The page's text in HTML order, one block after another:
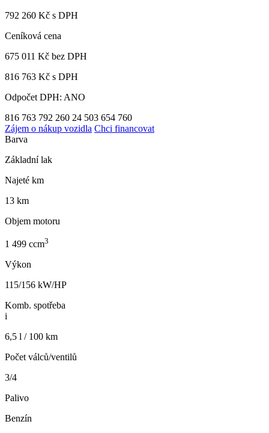
792 260 Kč s DPH
Ceníková cena
675 011 Kč bez DPH
816 763 Kč s DPH
Odpočet DPH: ANO
816 763 792 260 24 503 654 760
Zájem o nákup vozidla Chci financovat
Barva
Základní lak
Najeté km
13 km
Objem motoru
1 499 ccm3
Výkon
115/156 kW/HP
Komb. spotřeba
i
6,5 l / 100 km
Počet válců/ventilů
3/4
Palivo
Benzín